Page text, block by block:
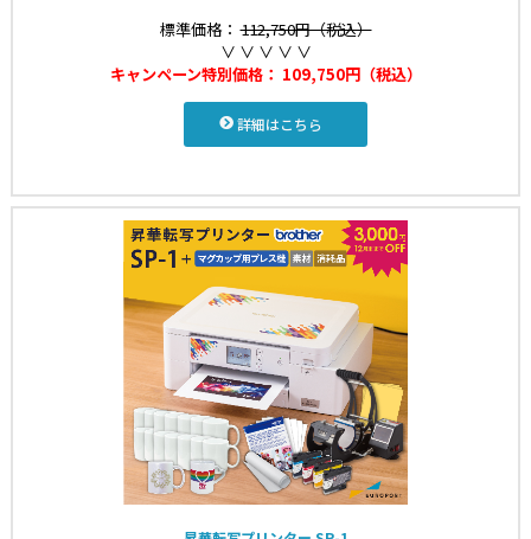
標準価格： 112,750円（税込）
∨ ∨ ∨ ∨ ∨
キャンペーン特別価格： 109,750円（税込）
詳細はこちら